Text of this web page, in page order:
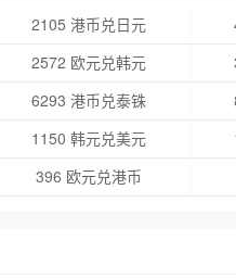
2105 港币兑日元
2572 欧元兑韩元
6293 港币兑泰铢
1150 韩元兑美元
396 欧元兑港币